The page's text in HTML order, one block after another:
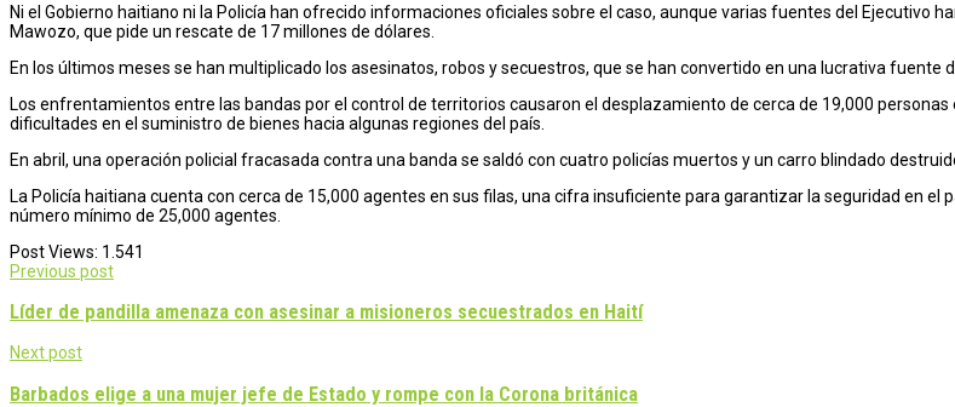
Ni el Gobierno haitiano ni la Policía han ofrecido informaciones oficiales sobre el caso, aunque varias fuentes del Ejecutivo
Mawozo, que pide un rescate de 17 millones de dólares.
En los últimos meses se han multiplicado los asesinatos, robos y secuestros, que se han convertido en una lucrativa fuente
Los enfrentamientos entre las bandas por el control de territorios causaron el desplazamiento de cerca de 19,000
dificultades en el suministro de bienes hacia algunas regiones del país.
En abril, una operación policial fracasada contra una banda se saldó con cuatro policías muertos y un carro blindado
La Policía haitiana cuenta con cerca de 15,000 agentes en sus filas, una cifra insuficiente para garantizar la seguridad en el
número mínimo de 25,000 agentes.
Post Views: 1.541
Post
navigation
Previous post
Líder de pandilla amenaza con asesinar a misioneros secuestrados en Haití
Next post
Barbados elige a una mujer jefe de Estado y rompe con la Corona británica